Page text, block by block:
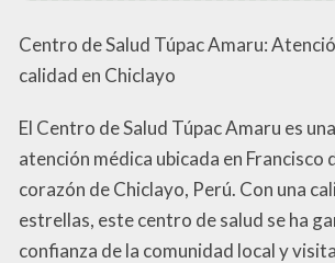
Centro de Salud Túpac Amaru:
calidad en Chiclayo
El Centro de Salud Túpac Amaru es
atención médica ubicada en Francisco
corazón de Chiclayo, Perú. Con una
estrellas, este centro de salud se ha
confianza de la comunidad local y